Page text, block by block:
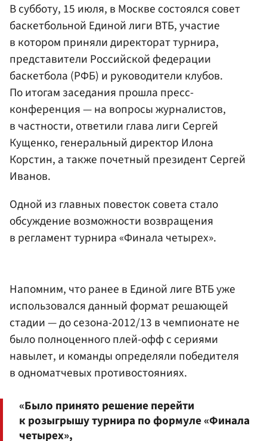
В субботу, 15 июля, в Москве состоялся совет
баскетбольной Единой лиги ВТБ, участие
в котором приняли директорат турнира,
представители Российской федерации
баскетбола (РФБ) и руководители клубов.
По итогам заседания прошла пресс-
конференция — на вопросы журналистов,
в частности, ответили глава лиги Сергей
Кущенко, генеральный директор Илона
Корстин, а также почетный президент Сергей
Иванов.
Одной из главных повесток совета стало
обсуждение возможности возвращения
в регламент турнира «Финала четырех».
Напомним, что ранее в Единой лиге ВТБ уже
использовался данный формат решающей
стадии — до сезона-2012/13 в чемпионате не
было полноценного плей-офф с сериями
навылет, и команды определяли победителя
в одноматчевых противостояниях.
«Было принято решение перейти
к розыгрышу турнира по формуле «Финала
четырех»,